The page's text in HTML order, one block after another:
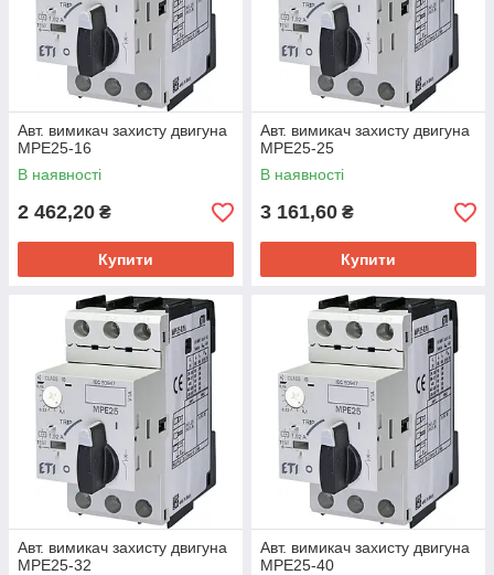
Авт. вимикач захисту двигуна
MPE25-16
В наявності
2 462,20 ₴
Купити
Авт. вимикач захисту двигуна
MPE25-25
В наявності
3 161,60 ₴
Купити
Авт. вимикач захисту двигуна
MPE25-32
Авт. вимикач захисту двигуна
MPE25-40